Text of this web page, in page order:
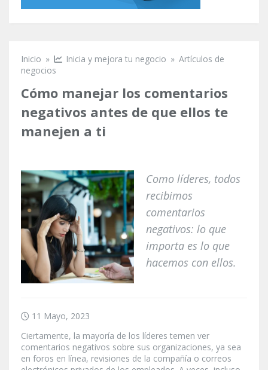
Se encuentra usted aquí
Inicio » Inicia y mejora tu negocio » Artículos de
negocios
Cómo manejar los comentarios
negativos antes de que ellos te
manejen a ti
Como líderes, todos
recibimos
comentarios
negativos: lo que
importa es lo que
hacemos con ellos.
11 Mayo, 2023
Ciertamente, la mayoría de los líderes temen ver
comentarios negativos sobre sus organizaciones, ya sea
en foros en línea, revisiones de la compañía o correos